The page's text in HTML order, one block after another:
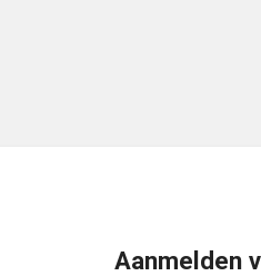
Aanmelden